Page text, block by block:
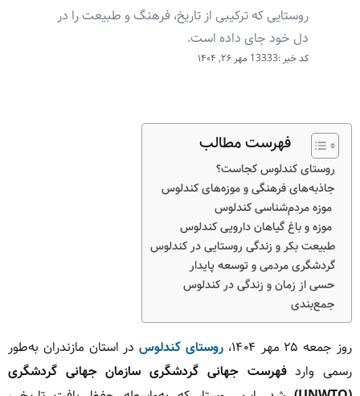
روستایی که ترکیبی از تاریخ، فرهنگ و طبیعت را در
دل خود جای داده است.
کد خبر :13333 مهر ۲۶, ۱۴۰۴
فهرست مطالب
روستای کندلوس کجاست؟
جاذبه‌های فرهنگی و موزه‌های کندلوس
موزه مردم‌شناسی کندلوس
موزه و باغ گیاهان دارویی کندلوس
طبیعت بکر و زندگی روستایی در کندلوس
گردشگری مردمی و توسعه پایدار
حسی از زمان و زندگی در کندلوس
جمع‌بندی
روز جمعه ۲۵ مهر ۱۴۰۴، روستای کندلوسدر استان مازندران به‌طور
رسمی واردفهرست جهانی گردشگری سازمان جهانی گردشگری